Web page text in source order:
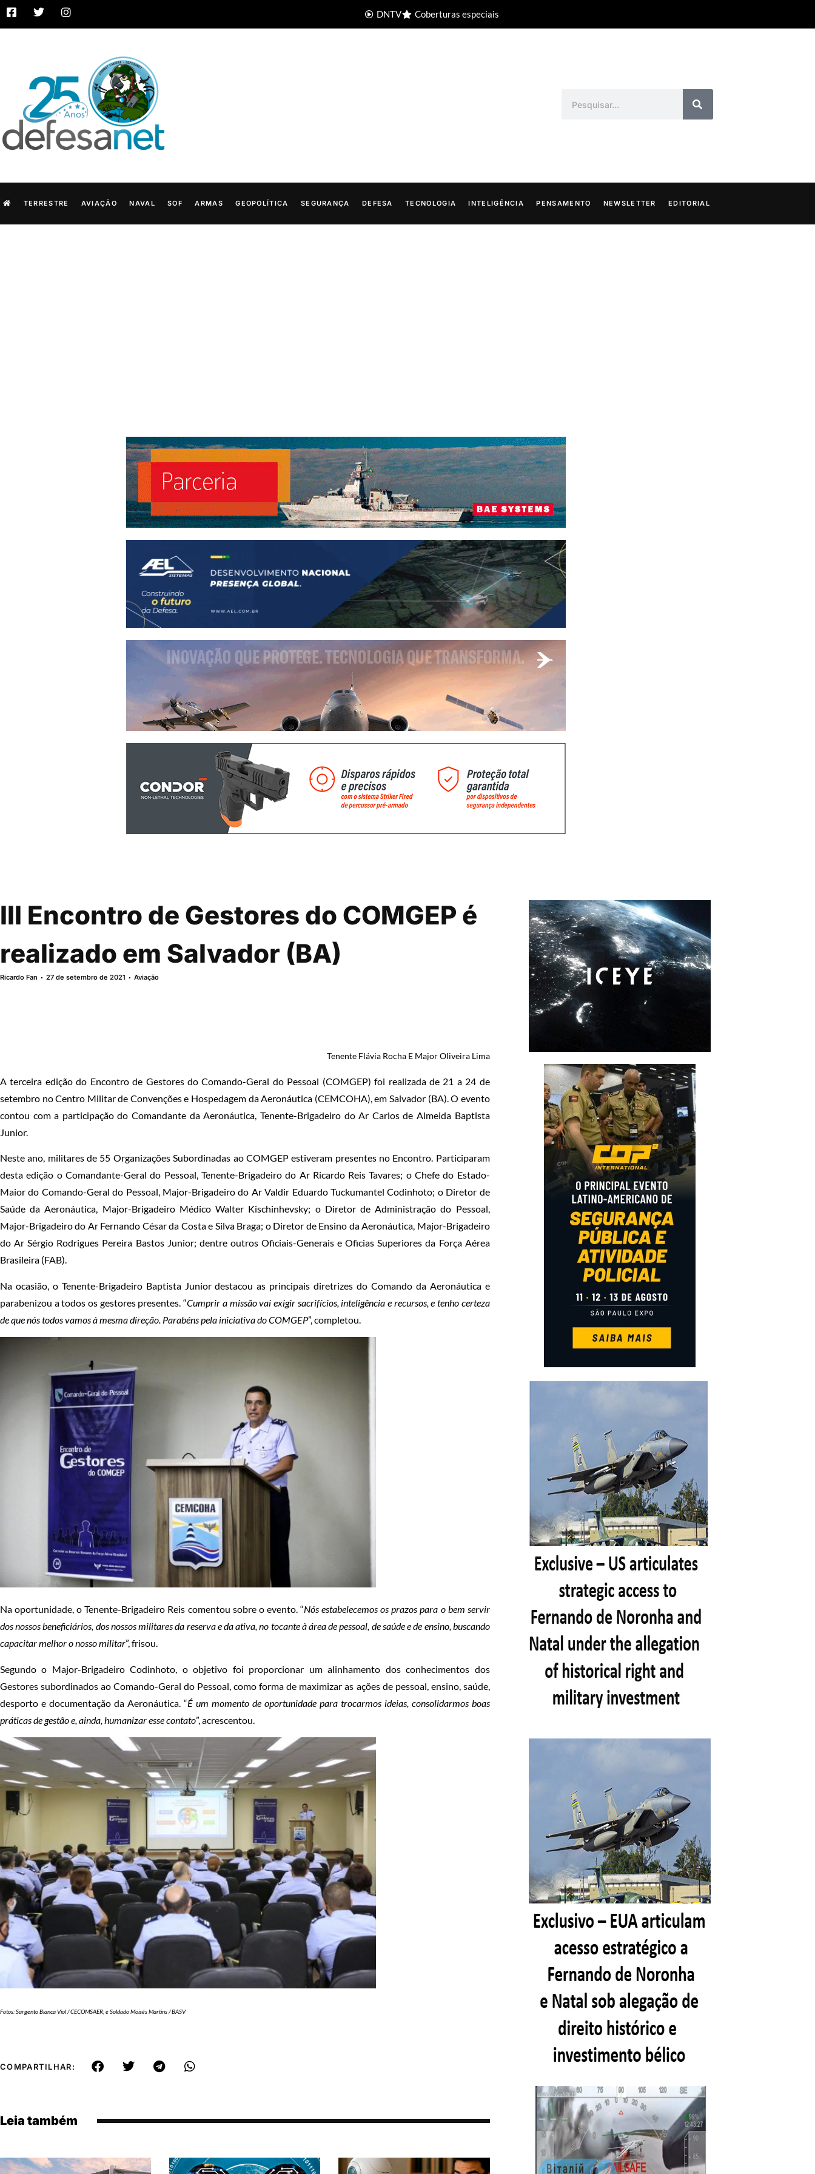
DNTV Coberturas especiais
TERRESTRE AVIAÇÃO NAVAL SOF ARMAS GEOPOLÍTICA SEGURANÇA DEFESA TECNOLOGIA INTELIGÊNCIA PENSAMENTO NEWSLETTER EDITORIAL
III Encontro de Gestores do COMGEP é
realizado em Salvador (BA)
Ricardo Fan 27 de setembro de 2021 Aviação
Tenente Flávia Rocha E Major Oliveira Lima
A terceira edição do Encontro de Gestores do Comando-Geral do Pessoal (COMGEP) foi realizada de 21 a 24 de
setembro no Centro Militar de Convenções e Hospedagem da Aeronáutica (CEMCOHA), em Salvador (BA). O evento
contou com a participação do Comandante da Aeronáutica, Tenente-Brigadeiro do Ar Carlos de Almeida Baptista
Junior.
Neste ano, militares de 55 Organizações Subordinadas ao COMGEP estiveram presentes no Encontro. Participaram
desta edição o Comandante-Geral do Pessoal, Tenente-Brigadeiro do Ar Ricardo Reis Tavares; o Chefe do Estado-
Maior do Comando-Geral do Pessoal, Major-Brigadeiro do Ar Valdir Eduardo Tuckumantel Codinhoto; o Diretor de
Saúde da Aeronáutica, Major-Brigadeiro Médico Walter Kischinhevsky; o Diretor de Administração do Pessoal,
Major-Brigadeiro do Ar Fernando César da Costa e Silva Braga; o Diretor de Ensino da Aeronáutica, Major-Brigadeiro
do Ar Sérgio Rodrigues Pereira Bastos Junior; dentre outros Oficiais-Generais e Oficias Superiores da Força Aérea
Brasileira (FAB).
Na ocasião, o Tenente-Brigadeiro Baptista Junior destacou as principais diretrizes do Comando da Aeronáutica e
parabenizou a todos os gestores presentes. “Cumprir a missão vai exigir sacrifícios, inteligência e recursos, e tenho certeza
de que nós todos vamos à mesma direção. Parabéns pela iniciativa do COMGEP”, completou.
Na oportunidade, o Tenente-Brigadeiro Reis comentou sobre o evento. “Nós estabelecemos os prazos para o bem servir
dos nossos beneficiários, dos nossos militares da reserva e da ativa, no tocante à área de pessoal, de saúde e de ensino, buscando
capacitar melhor o nosso militar”, frisou.
Segundo o Major-Brigadeiro Codinhoto, o objetivo foi proporcionar um alinhamento dos conhecimentos dos
Gestores subordinados ao Comando-Geral do Pessoal, como forma de maximizar as ações de pessoal, ensino, saúde,
desporto e documentação da Aeronáutica. “É um momento de oportunidade para trocarmos ideias, consolidarmos boas
práticas de gestão e, ainda, humanizar esse contato”, acrescentou.
Fotos: Sargento Bianca Viol / CECOMSAER; e Soldado Moisés Martins / BASV
COMPARTILHAR:
Leia também